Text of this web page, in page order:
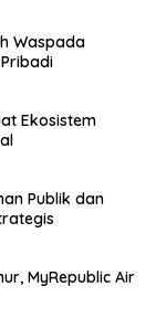
Waspada
Ekosistem
Publik dan
MyRepublic Air